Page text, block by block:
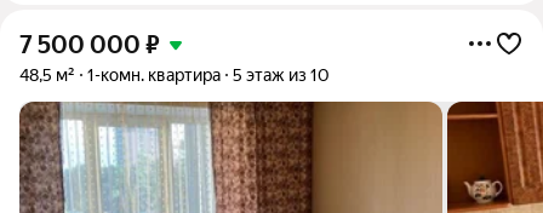
7 500 000 ₽
48,5 м² 1-комн. квартира 5 этаж из 10